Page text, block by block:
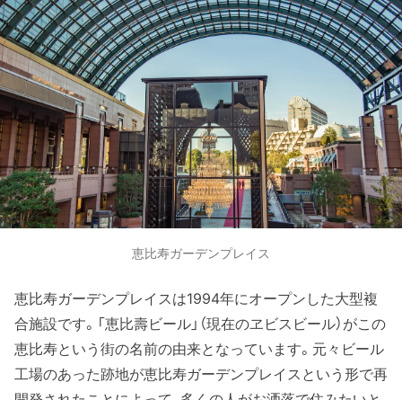
恵比寿ガーデンプレイス
恵比寿ガーデンプレイスは1994年にオープンした大型複
合施設です。「恵比壽ビール」（現在のヱビスビール）がこの
恵比寿という街の名前の由来となっています。元々ビール
工場のあった跡地が恵比寿ガーデンプレイスという形で再